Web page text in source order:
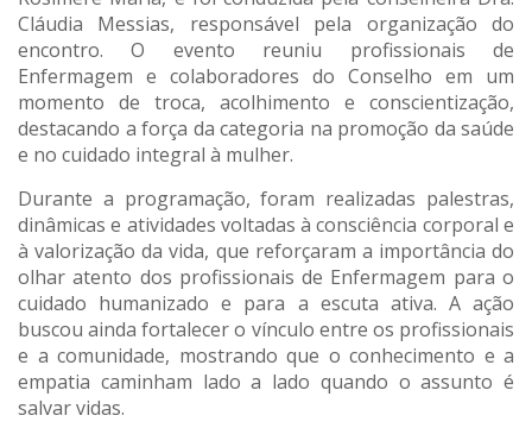
Cláudia Messias, responsável pela organização do
encontro. O evento reuniu profissionais de
Enfermagem e colaboradores do Conselho em um
momento de troca, acolhimento e conscientização,
destacando a força da categoria na promoção da saúde
e no cuidado integral à mulher.
Durante a programação, foram realizadas palestras,
dinâmicas e atividades voltadas à consciência corporal e
à valorização da vida, que reforçaram a importância do
olhar atento dos profissionais de Enfermagem para o
cuidado humanizado e para a escuta ativa. A ação
buscou ainda fortalecer o vínculo entre os profissionais
e a comunidade, mostrando que o conhecimento e a
empatia caminham lado a lado quando o assunto é
salvar vidas.